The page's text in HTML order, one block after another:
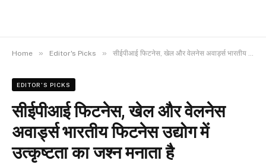
Home » Editor's Picks » सीईपीआई फिटनेस, खेल और वेलनेस अवार्ड्स भारतीय फिटनेस उद्योग में उत्कृष्टता का जश्न मनाता है
EDITOR'S PICKS
सीईपीआई फिटनेस, खेल और वेलनेस
अवार्ड्स भारतीय फिटनेस उद्योग में
उत्कृष्टता का जश्न मनाता है